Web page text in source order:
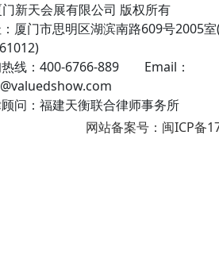
新天会展有限公司 版权所有
厦门市思明区湖滨南路609号2005
热线：400-6766-889 Email：
顾问：福建天衡联合律师事务所
网站备案号：闽ICP备